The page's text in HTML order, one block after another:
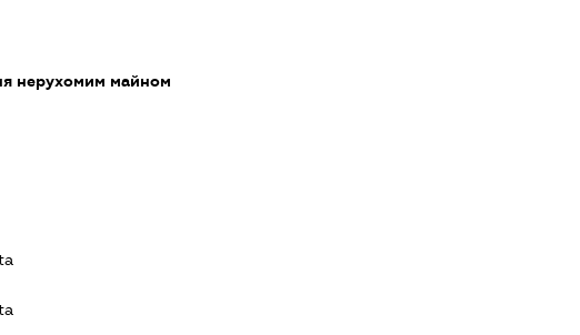
нерухомим майном